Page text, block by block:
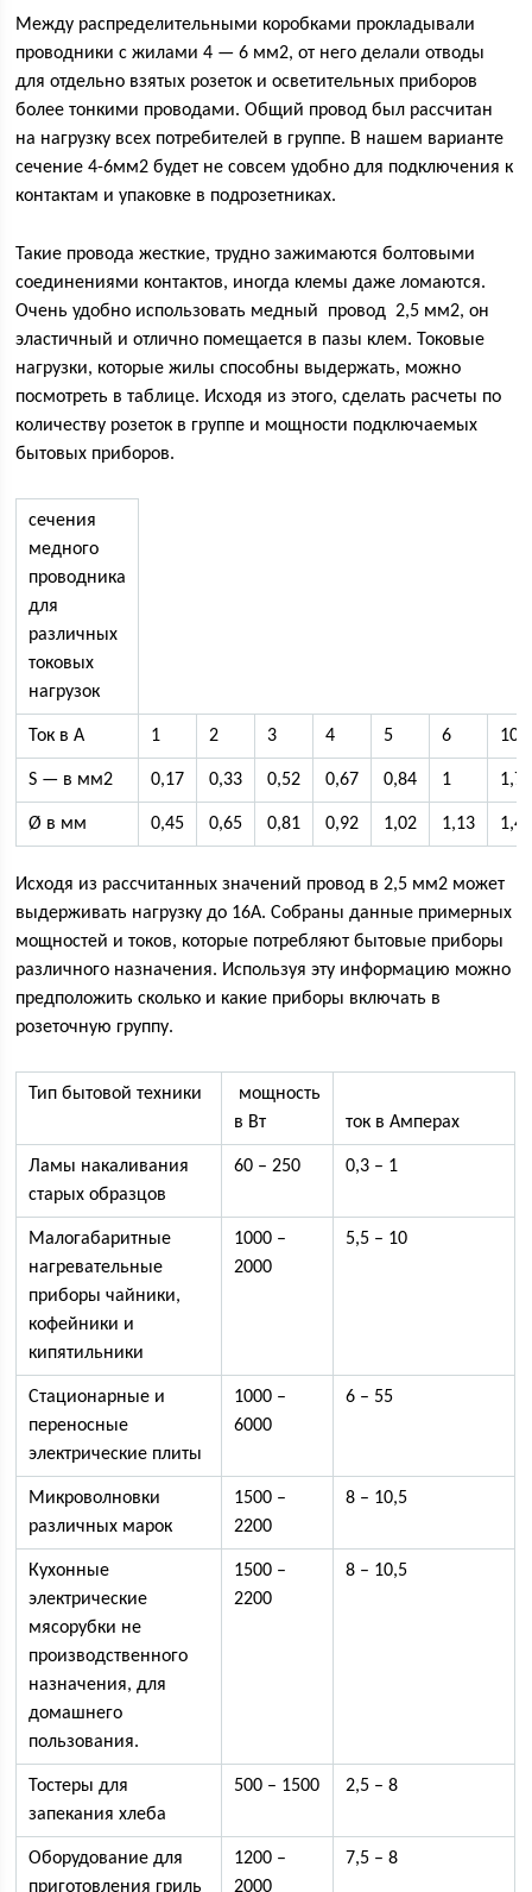
Между распределительными коробками прокладывали
проводники с жилами 4 — 6 мм2, от него делали отводы
для отдельно взятых розеток и осветительных приборов
более тонкими проводами. Общий провод был рассчитан
на нагрузку всех потребителей в группе. В нашем варианте
сечение 4-6мм2 будет не совсем удобно для подключения к
контактам и упаковке в подрозетниках.
Такие провода жесткие, трудно зажимаются болтовыми
соединениями контактов, иногда клемы даже ломаются.
Очень удобно использовать медный провод 2,5 мм2, он
эластичный и отлично помещается в пазы клем. Токовые
нагрузки, которые жилы способны выдержать, можно
посмотреть в таблице. Исходя из этого, сделать расчеты по
количеству розеток в группе и мощности подключаемых
бытовых приборов.
сечения
медного
проводника
для
различных
токовых
нагрузок
Ток в А 1 2 3 4 5 6 10
S — в мм2 0,17 0,33 0,52 0,67 0,84 1 1,7
Ø в мм 0,45 0,65 0,81 0,92 1,02 1,13
Исходя из рассчитанных значений провод в 2,5 мм2 может
выдерживать нагрузку до 16А. Собраны данные примерных
мощностей и токов, которые потребляют бытовые приборы
различного назначения. Используя эту информацию можно
предположить сколько и какие приборы включать в
розеточную группу.
Тип бытовой техники
мощность
в Вт
ток в Амперах
Ламы накаливания
старых образцов
60 – 250 0,3 – 1
Малогабаритные
нагревательные
приборы чайники,
кофейники и
кипятильники
1000 –
2000
5,5 – 10
Стационарные и
переносные
электрические плиты
1000 –
6000
6 – 55
Микроволновки
различных марок
1500 –
2200
8 – 10,5
Кухонные
электрические
мясорубки не
производственного
назначения, для
домашнего
пользования.
1500 –
2200
8 – 10,5
Тостеры для
запекания хлеба
500 – 1500 2,5 – 8
Оборудование для
приготовления гриль
1200 –
2000
7,5 – 8